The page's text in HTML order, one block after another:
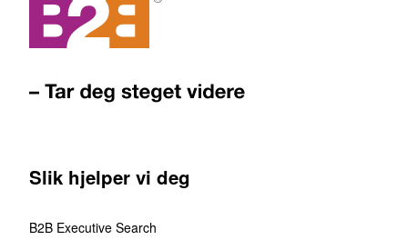
Slik hjelper vi deg
B2B Executive Search